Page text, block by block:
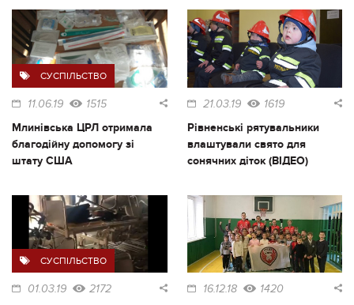
СУСПІЛЬСТВО
11.06.19 1515
Млинівська ЦРЛ отримала
благодійну допомогу зі
штату США
21.03.19 1619
Рівненські рятувальники
влаштували свято для
сонячних діток (ВІДЕО)
СУСПІЛЬСТВО
01.03.19 2172 16.12.18 1420